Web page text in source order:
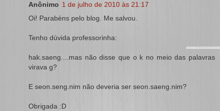
Anônimo 1 de julho de 2010 às 21:17
Oi! Parabéns pelo blog. Me salvou.
Tenho dúvida professorinha:
hak.saeng....mas não disse que o k no meio das palavras
virava g?
E seon.seng.nim não deveria ser seon.saeng.nim?
Obrigada :D